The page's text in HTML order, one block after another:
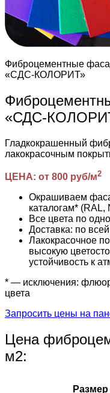
Фиброцементные
«СДС-КОЛОРИТ»
«СДС-
Гладкокрашенный
лакокрасочным
ЦЕНА: от 800 руб/м2
Окрашиваем
каталогам* (RAL,
Все цвета по
Доставка: по
Лакокрасочное
высокую
устойчивость к
* — исключения:
цвета
Запросить цены на
Цена
м2:
Размер